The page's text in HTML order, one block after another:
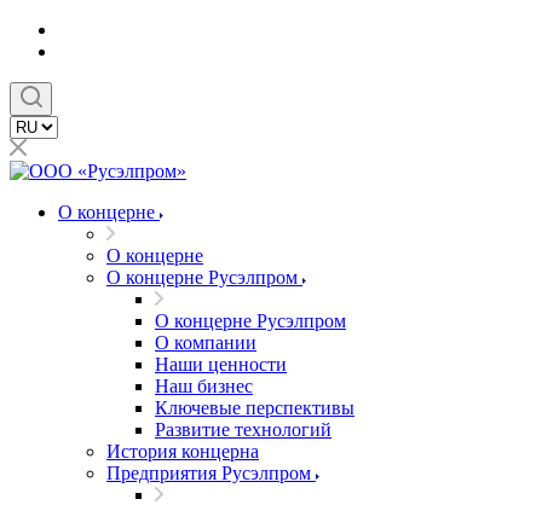
О концерне
О концерне
О концерне Русэлпром
О концерне Русэлпром
О компании
Наши ценности
Наш бизнес
Ключевые перспективы
Развитие технологий
История концерна
Предприятия Русэлпром